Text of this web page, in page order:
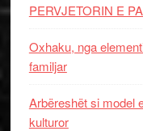
PERVJETORIN E
Oxhaku, nga
familjar
Arbëreshët si model
kulturor